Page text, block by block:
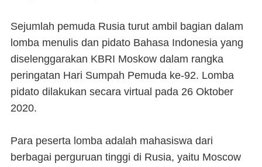
Sejumlah pemuda Rusia turut ambil bagian dalam
lomba menulis dan pidato Bahasa Indonesia yang
diselenggarakan KBRI Moskow dalam rangka
peringatan Hari Sumpah Pemuda ke-92. Lomba
pidato dilakukan secara virtual pada 26 Oktober
2020.
Para peserta lomba adalah mahasiswa dari
berbagai perguruan tinggi di Rusia, yaitu Moscow